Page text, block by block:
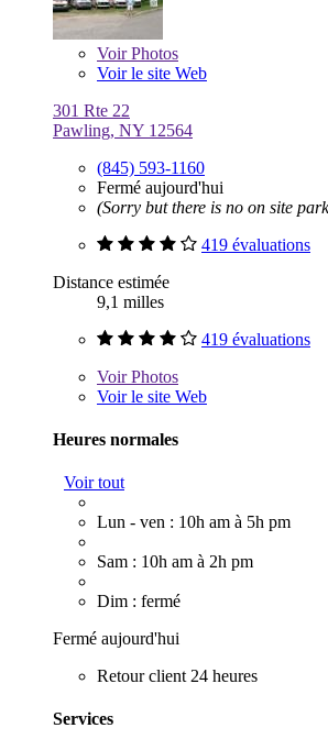
VoirPhotos
Voir le site Web
301 Rte 22
Pawling, NY 12564
(845) 593-1160
Fermé aujourd'hui
(Sorry but there is no on site
419 évaluations
Distance estimée
9,1 milles
419 évaluations
VoirPhotos
Voir le site Web
Heures normales
Voir tout
Lun - ven : 10h am à 5h pm
Sam : 10h am à 2h pm
Dim : fermé
Fermé aujourd'hui
Retour client 24 heures
Services